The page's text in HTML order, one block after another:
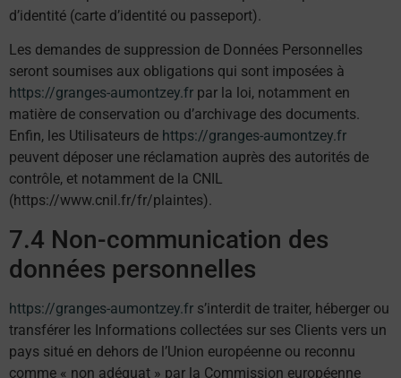
d’identité (carte d’identité ou passeport).
Les demandes de suppression de Données Personnelles
seront soumises aux obligations qui sont imposées à
https://granges-aumontzey.fr par la loi, notamment en
matière de conservation ou d’archivage des documents.
Enfin, les Utilisateurs de https://granges-aumontzey.fr
peuvent déposer une réclamation auprès des autorités de
contrôle, et notamment de la CNIL
(https://www.cnil.fr/fr/plaintes).
7.4 Non-communication des
données personnelles
https://granges-aumontzey.fr s’interdit de traiter, héberger ou
transférer les Informations collectées sur ses Clients vers un
pays situé en dehors de l’Union européenne ou reconnu
comme « non adéquat » par la Commission européenne